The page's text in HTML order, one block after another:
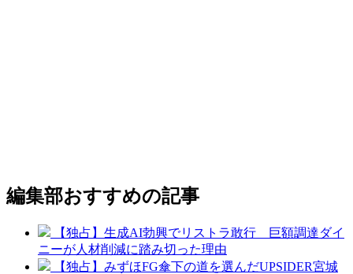
編集部おすすめの記事
【独占】生成AI勃興でリストラ敢行 巨額調達ダイ
ニーが人材削減に踏み切った理由
【独占】みずほFG傘下の道を選んだUPSIDER宮城